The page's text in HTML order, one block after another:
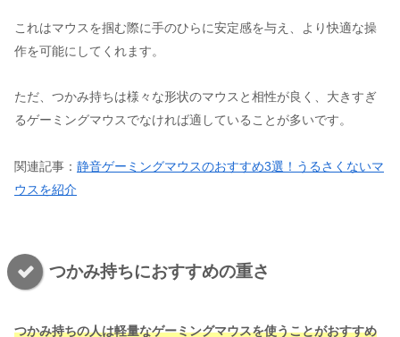
これはマウスを掴む際に手のひらに安定感を与え、より快適な操
作を可能にしてくれます。
ただ、つかみ持ちは様々な形状のマウスと相性が良く、大きすぎ
るゲーミングマウスでなければ適していることが多いです​​。
関連記事： 静音ゲーミングマウスのおすすめ3選！うるさくないマ
ウスを紹介
つかみ持ちにおすすめの重さ
つかみ持ちの人は軽量なゲーミングマウスを使うことがおすすめ